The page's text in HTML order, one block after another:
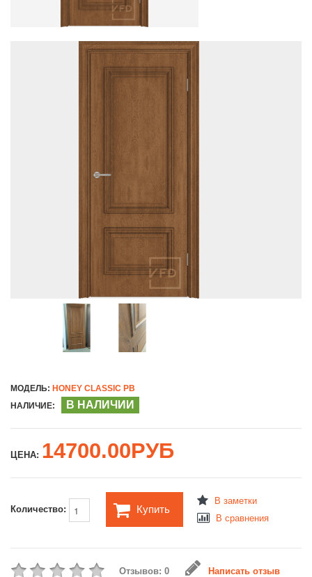
МОДЕЛЬ: HONEY CLASSIC PB
НАЛИЧИЕ:
В НАЛИЧИИ
ЦЕНА: 14700.00РУБ
Количество: Купить
В заметки
В сравнения
Отзывов: 0 Написать отзыв